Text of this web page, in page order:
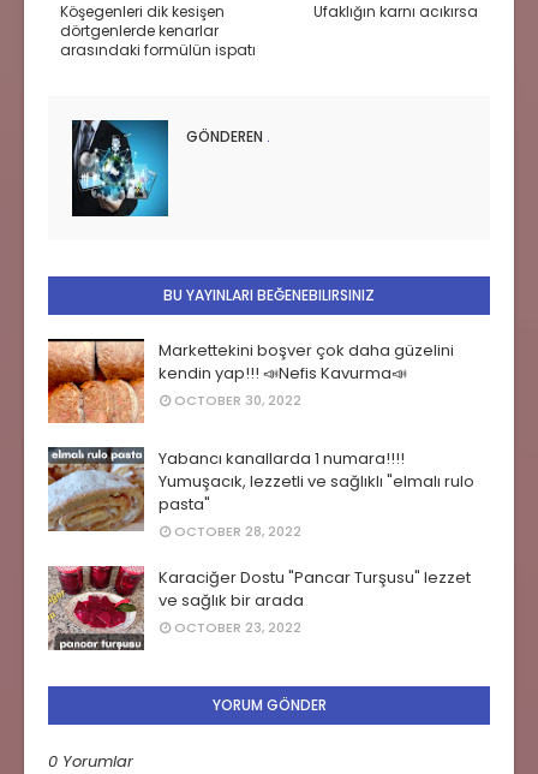
Ufaklığın karnı acıkırsa
Köşegenleri dik kesişen
dörtgenlerde kenarlar
arasındaki formülün ispatı
GÖNDEREN .
BU YAYINLARI BEĞENEBILIRSINIZ
Markettekini boşver çok daha güzelini
kendin yap!!! 📣Nefis Kavurma📣
OCTOBER 30, 2022
Yabancı kanallarda 1 numara!!!!
Yumuşacık, lezzetli ve sağlıklı "elmalı rulo
pasta"
OCTOBER 28, 2022
Karaciğer Dostu "Pancar Turşusu" lezzet
ve sağlık bir arada
OCTOBER 23, 2022
YORUM GÖNDER
0 Yorumlar